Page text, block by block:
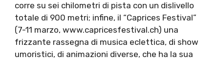
corre su sei chilometri di pista con un dislivello
totale di 900 metri; infine, il “Caprices Festival”
(7-11 marzo, www.capricesfestival.ch) una
frizzante rassegna di musica eclettica, di show
umoristici, di animazioni diverse, che ha la sua